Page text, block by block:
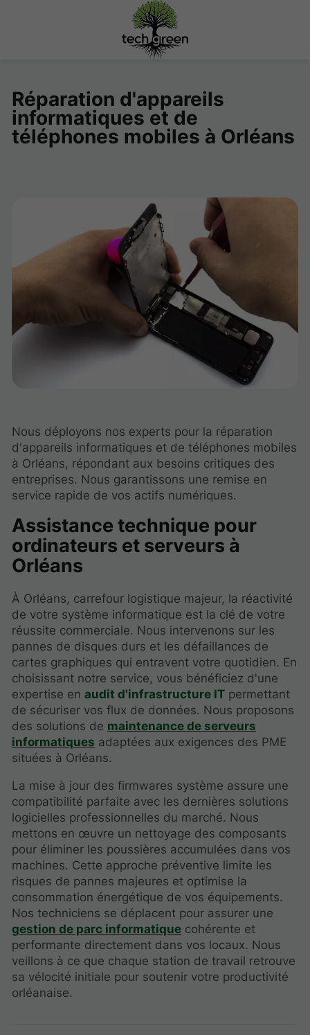
Réparation d'appareils
informatiques et de
téléphones mobiles à Orléans
Nous déployons nos experts pour la réparation
d'appareils informatiques et de téléphones mobiles
à Orléans, répondant aux besoins critiques des
entreprises. Nous garantissons une remise en
service rapide de vos actifs numériques.
Assistance technique pour
ordinateurs et serveurs à
Orléans
À Orléans, carrefour logistique majeur, la réactivité
de votre système informatique est la clé de votre
réussite commerciale. Nous intervenons sur les
pannes de disques durs et les défaillances de
cartes graphiques qui entravent votre quotidien. En
choisissant notre service, vous bénéficiez d'une
expertise en audit d'infrastructure IT permettant
de sécuriser vos flux de données. Nous proposons
des solutions de maintenance de serveurs
informatiques adaptées aux exigences des PME
situées à Orléans.
La mise à jour des firmwares système assure une
compatibilité parfaite avec les dernières solutions
logicielles professionnelles du marché. Nous
mettons en œuvre un nettoyage des composants
pour éliminer les poussières accumulées dans vos
machines. Cette approche préventive limite les
risques de pannes majeures et optimise la
consommation énergétique de vos équipements.
Nos techniciens se déplacent pour assurer une
gestion de parc informatique cohérente et
performante directement dans vos locaux. Nous
veillons à ce que chaque station de travail retrouve
sa vélocité initiale pour soutenir votre productivité
orléanaise.